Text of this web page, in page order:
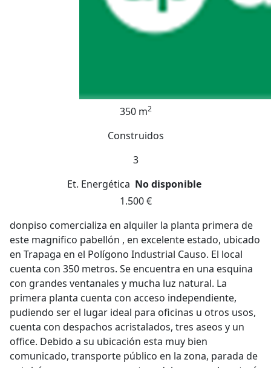
350 m2
Construidos
3
Et. Energética No disponible
1.500 €
donpiso comercializa en alquiler la planta primera de
este magnifico pabellón , en excelente estado, ubicado
en Trapaga en el Polígono Industrial Causo. El local
cuenta con 350 metros. Se encuentra en una esquina
con grandes ventanales y mucha luz natural. La
primera planta cuenta con acceso independiente,
pudiendo ser el lugar ideal para oficinas u otros usos,
cuenta con despachos acristalados, tres aseos y un
office. Debido a su ubicación esta muy bien
comunicado, transporte público en la zona, parada de